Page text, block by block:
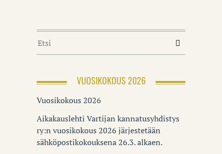
VUOSIKOKOUS 2026
Vuosikokous 2026
Aikakauslehti Vartijan kannatusyhdistys
ry:n vuosikokous 2026 järjestetään
sähköpostikokouksena 26.3. alkaen.